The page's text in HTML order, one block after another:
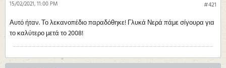
#421
15/02/2021, 11:00 PM
Αυτό ήταν. Το λεκανοπέδιο παραδόθηκε! Γλυκά Νερά πάμε σίγουρα για
το καλύτερο μετά το 2008!